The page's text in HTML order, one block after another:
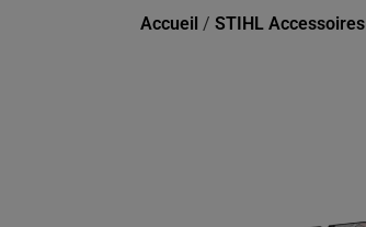
Accueil / STIHL Accessoires